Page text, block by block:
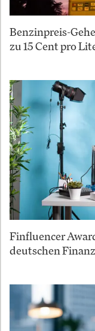
Benzinpreis-
zu 15 Cent pro
Finfluencer
deutschen